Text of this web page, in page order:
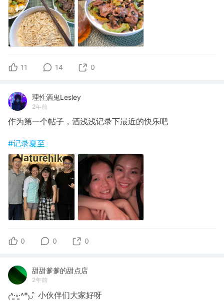
11 14 0
理性酒鬼Lesley
2年前
作为第一个帖子，酒浅浅记录下最近的快乐吧
#记录夏至
0 0 0
甜甜爹爹的甜点店
2年前
₍˄·͈༝·͈˄*₎◞ ̑̑ 小伙伴们大家好呀